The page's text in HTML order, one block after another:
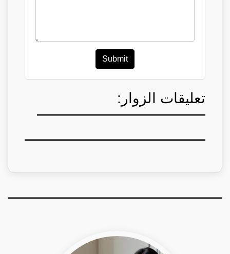
Submit
تعليقات الزوار: